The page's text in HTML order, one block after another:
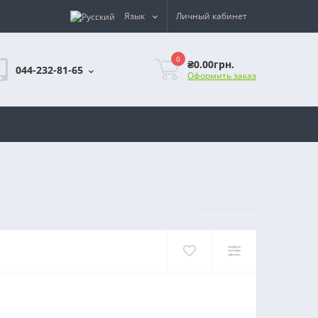
Язык Личный кабинет
044-232-81-65
0 ₴0.00грн.
Оформить заказ